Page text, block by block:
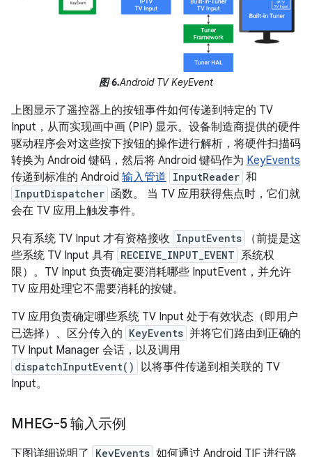
图 6.Android TV KeyEvent
上图显示了遥控器上的按钮事件如何传递到特定的 TV
Input，从而实现画中画 (PIP) 显示。设备制造商提供的硬件
驱动程序会对这些按下按钮的操作进行解析，将硬件扫描码
转换为 Android 键码，然后将 Android 键码作为 KeyEvents
传递到标准的 Android 输入管道 InputReader 和
InputDispatcher 函数。 当 TV 应用获得焦点时，它们就
会在 TV 应用上触发事件。
只有系统 TV Input 才有资格接收 InputEvents
（前提是这
些系统 TV Input 具有 RECEIVE_INPUT_EVENT 系统权
限）。TV Input 负责确定要消耗哪些 InputEvent，并允许
TV 应用处理它不需要消耗的按键。
TV 应用负责确定哪些系统 TV Input 处于有效状态（即用户
已选择）、区分传入的 KeyEvents 并将它们路由到正确的
TV Input Manager 会话，以及调用
dispatchInputEvent()
以将事件传递到相关联的 TV
Input。
MHEG-5 输入示例
下图详细说明了 KeyEvents 如何通过 Android TIF 进行路